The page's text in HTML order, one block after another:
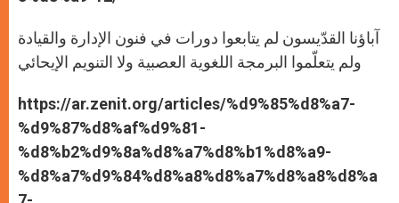
آباؤنا القدّيسون لم يتابعوا دورات في فنون الإدارة والقيادة
ولم يتعلّموا البرمجة اللغوية العصبية ولا التنويم الإيحائي
https://ar.zenit.org/articles/%d9%85%d8%a7-
%d9%87%d8%af%d9%81-
%d8%b2%d9%8a%d8%a7%d8%b1%d8%a9-
%d8%a7%d9%84%d8%a8%d8%a7%d8%a8%d8%a